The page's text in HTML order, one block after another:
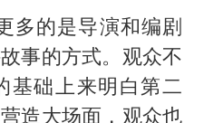
多的是导演和编剧
事的方式。观众不
基础上来明白第二
造大场面，观众也